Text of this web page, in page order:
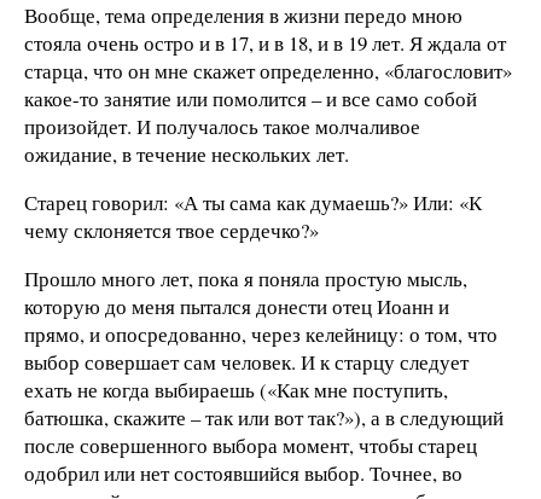
Вообще, тема определения в жизни передо мною
стояла очень остро и в 17, и в 18, и в 19 лет. Я ждала от
старца, что он мне скажет определенно, «благословит»
какое-то занятие или помолится – и все само собой
произойдет. И получалось такое молчаливое
ожидание, в течение нескольких лет.
Старец говорил: «А ты сама как думаешь?» Или: «К
чему склоняется твое сердечко?»
Прошло много лет, пока я поняла простую мысль,
которую до меня пытался донести отец Иоанн и
прямо, и опосредованно, через келейницу: о том, что
выбор совершает сам человек. И к старцу следует
ехать не когда выбираешь («Как мне поступить,
батюшка, скажите – так или вот так?»), а в следующий
после совершенного выбора момент, чтобы старец
одобрил или нет состоявшийся выбор. Точнее, во